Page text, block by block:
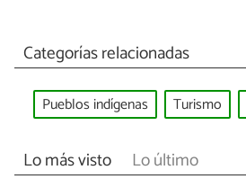
Categorías relacionadas
Pueblos indígenas Turismo
Lo más visto Lo último